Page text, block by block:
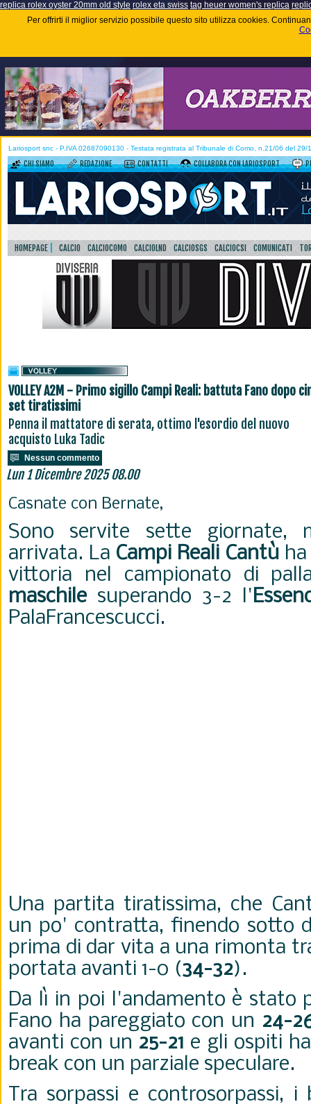
replica rolex oyster 20mm old style rolex eta swiss tag heuer women's replica
Per offrirti il miglior servizio possibile questo sito utilizza cookies.
Lariosport snc - P.IVA 02687090130 - Testata registrata al Tribunale di Como, n.21/06 del 29/
CHI SIAMO REDAZIONE CONTATTI COLLABORA CON LARIOSPORT
HOMEPAGE CALCIO CALCIOCOMO CALCIOLND CALCIOSGS CALCIOCSI COMUNICATI
VOLLEY A2M - Primo sigillo Campi Reali: battuta Fano dopo
set tiratissimi
Penna il mattatore di serata, ottimo l'esordio del nuovo
acquisto Luka Tadic
Nessun commento
Lun 1 Dicembre 2025 08.00
Casnate con Bernate,
Sono servite sette giornate,
arrivata. La Campi Reali Cantùha
vittoria nel campionato di
maschilesuperando 3-2 l'
PalaFrancescucci.
Una partita tiratissima, che
un po' contratta, finendo sotto
prima di dar vita a una rimonta
portata avanti 1-0 (34-32).
Da lì in poi l'andamento è stato
Fano ha pareggiato con un 24-
avanti con un 25-21 e gli ospiti
break con un parziale speculare.
Tra sorpassi e controsorpassi, i